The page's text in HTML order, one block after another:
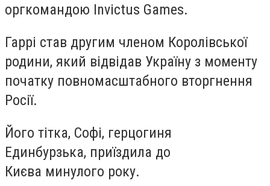
оргкомандою Invictus Games.
Гаррі став другим членом Королівської
родини, який відвідав Україну з моменту
початку повномасштабного вторгнення
Росії.
Його тітка, Софі, герцогиня
Единбурзька, приїздила до
Києва минулого року.